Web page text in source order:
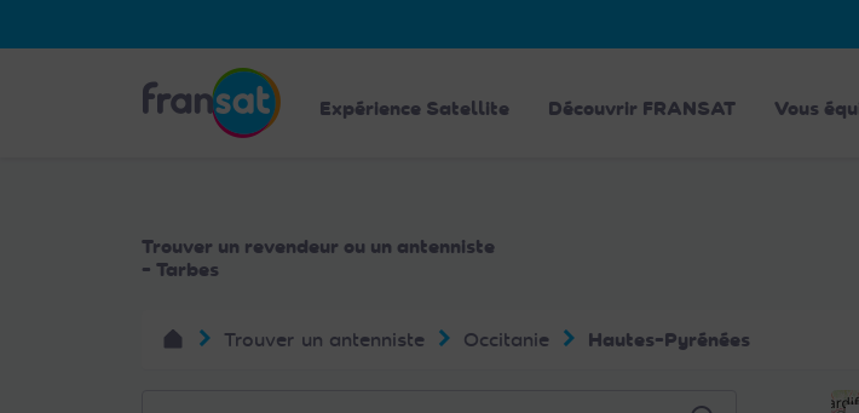
noter
Expérience Satellite Découvrir FRANSAT Vous
Trouver un revendeur ou un antenniste
- Tarbes
Trouver un antenniste Occitanie Hautes-Pyrénées